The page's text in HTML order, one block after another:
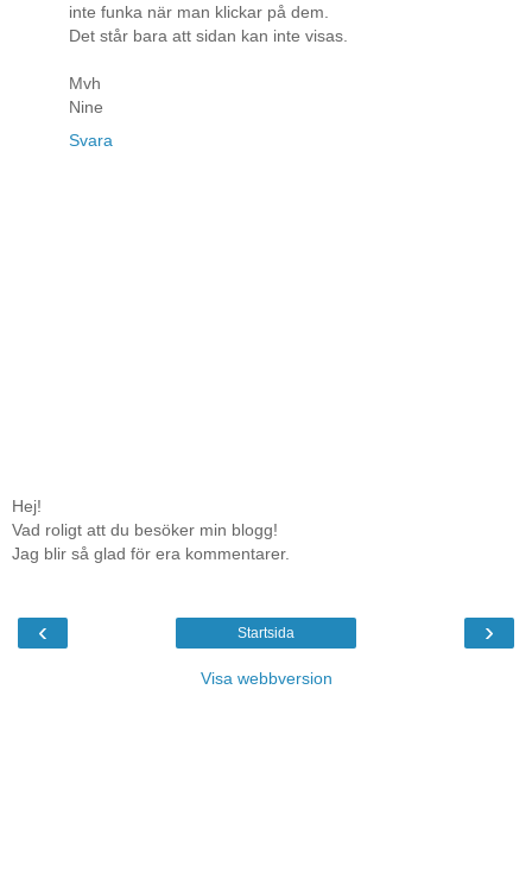
inte funka när man klickar på dem.
Det står bara att sidan kan inte visas.
Mvh
Nine
Svara
Hej!
Vad roligt att du besöker min blogg!
Jag blir så glad för era kommentarer.
‹ ›
Startsida
Visa webbversion